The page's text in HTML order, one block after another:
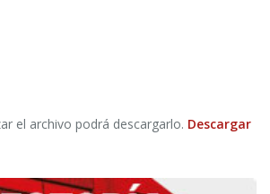
el archivo podrá descargarlo. Descargar